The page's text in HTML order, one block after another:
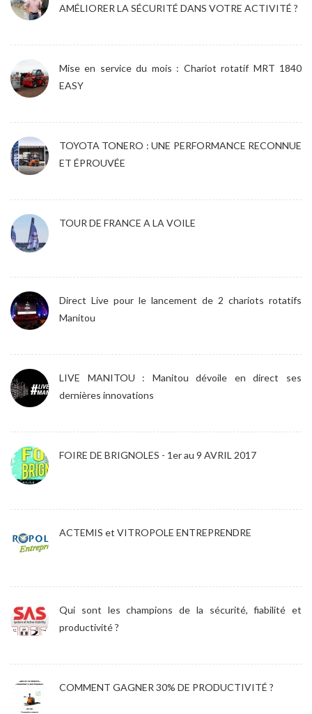
AMÉLIORER LA SÉCURITÉ DANS VOTRE ACTIVITÉ ?
Mise en service du mois : Chariot rotatif MRT 1840
EASY
TOYOTA TONERO : UNE PERFORMANCE RECONNUE
ET ÉPROUVÉE
TOUR DE FRANCE A LA VOILE
Direct Live pour le lancement de 2 chariots rotatifs
Manitou
LIVE MANITOU : Manitou dévoile en direct ses
dernières innovations
FOIRE DE BRIGNOLES - 1er au 9 AVRIL 2017
ACTEMIS et VITROPOLE ENTREPRENDRE
Qui sont les champions de la sécurité, fiabilité et
productivité ?
COMMENT GAGNER 30% DE PRODUCTIVITÉ ?